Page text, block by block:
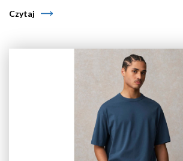
Czytaj